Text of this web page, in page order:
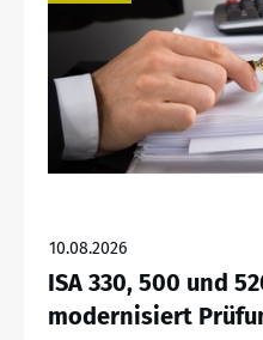
10.08.2026
ISA 330, 500 und
modernisiert